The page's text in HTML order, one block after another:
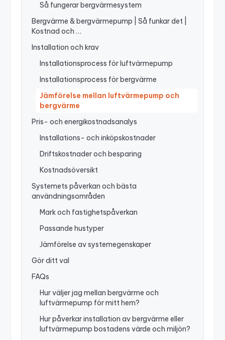
Så fungerar bergvärmesystem
Bergvärme & bergvärmepump | Så funkar det |
Kostnad och …
Installation och krav
Installationsprocess för luftvärmepump
Installationsprocess för bergvärme
Jämförelse mellan luftvärmepump och
bergvärme
Pris- och energikostnadsanalys
Installations- och inköpskostnader
Driftskostnader och besparing
Kostnadsöversikt
Systemets påverkan och bästa
användningsområden
Mark och fastighetspåverkan
Passande hustyper
Jämförelse av systemegenskaper
Gör ditt val
FAQs
Hur väljer jag mellan bergvärme och
luftvärmepump för mitt hem?
Hur påverkar installation av bergvärme eller
luftvärmepump bostadens värde och miljön?